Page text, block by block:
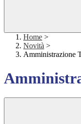
Home >
Novità >
Amministrazione